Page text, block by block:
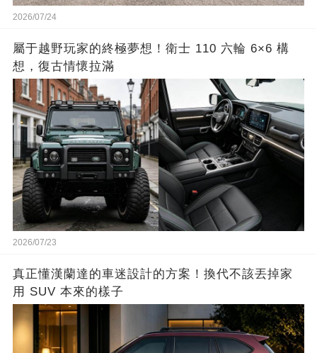
2026/07/24
屬于越野玩家的終極夢想！衛士 110 六輪 6×6 構
想，復古情懷拉滿
2026/07/23
真正懂漢蘭達的車迷設計的方案！換代不該丟掉家
用 SUV 本來的樣子